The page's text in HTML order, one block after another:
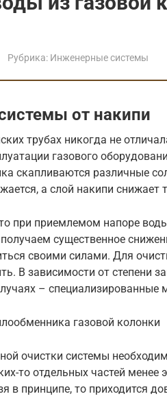
Рубрика: Инженерные системы
от накипи
трубах никогда не
газового
скапливаются различные
а слой накипи снижает
при приемлемом напоре
существенное
своими силами. Для
В зависимости от степени
– специализированные
газовой колонки
очистки системы
то отдельных частей менее
в принципе, то приходится